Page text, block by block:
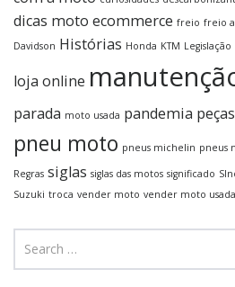
dicas moto ecommerce freio freio
Davidson Histórias Honda KTM Legislação
loja online
parada moto usada pandemia
pneu moto pneus michelin pneus
Regras siglas siglas das motos significado
Suzuki troca vender moto vender moto usada